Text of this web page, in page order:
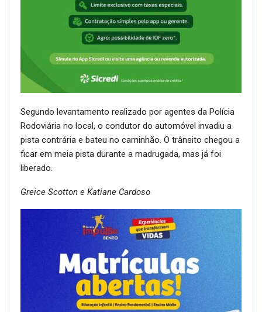
Segundo levantamento realizado por agentes da Polícia
Rodoviária no local, o condutor do automóvel invadiu a
pista contrária e bateu no caminhão. O trânsito chegou a
ficar em meia pista durante a madrugada, mas já foi
liberado.
Greice Scotton e Katiane Cardoso